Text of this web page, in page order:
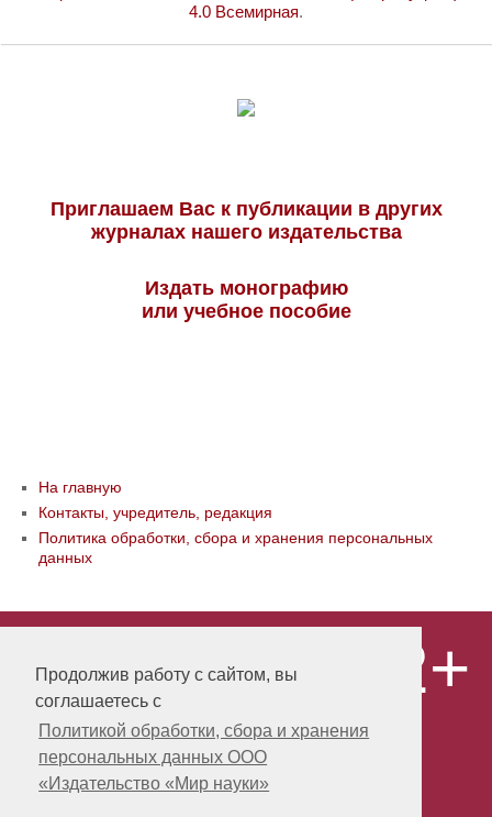
Продолжив работу с сайтом, вы
соглашаетесь с
Политикой обработки, сбора и хранения
персональных данных ООО
«Издательство «Мир науки»
4.0 Всемирная.
Приглашаем Вас к публикации в других
журналах нашего издательства
Издать монографию
или учебное пособие
На главную
Контакты, учредитель, редакция
Политика обработки, сбора и хранения персональных
данных
«Publishing company «World of science»,
LLC Материалы, размещенные на сайте,
охраняются Законом о защите авторских
прав. Публикация любых материалов
этого сайта запрещена без
предварительного согласования с
издательством. Авторские права на
12+